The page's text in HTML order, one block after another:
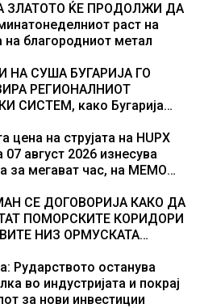
во бомбардирањето го
овој настан што го промени
ЗЛАТОТО ЌЕ ПРОДОЛЖИ ДА
раст на
на благородниот метал
НА СУША БУГАРИЈА ГО
РЕГИОНАЛНИОТ
СИСТЕМ, како Бугарија
на енергија од батерии
цена на струјата на HUPX
07 август 2026 изнесува
за мегават час, на МЕМО
СЕ ДОГОВОРИЈА КАКО ДА
ПОМОРСКИТЕ КОРИДОРИ
НИЗ ОРМУСКАТА
Рударството останува
во индустријата и покрај
за нови инвестиции